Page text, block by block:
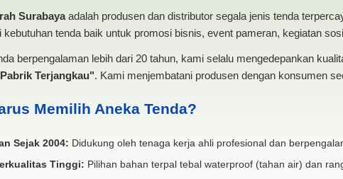
Surabayaadalah produsen dan distributor segala jenis tenda
kebutuhan tenda baik untuk promosi bisnis, event pameran, kegiatan
berpengalaman lebih dari 20 tahun, kami selalu mengedepankan
Terjangkau". Kami menjembatani produsen dengan konsumen
Memilih Aneka Tenda?
Sejak 2004: Didukung oleh tenaga kerja ahli profesional dan
Tinggi: Pilihan bahan terpal tebal waterproof (tahan air) dan